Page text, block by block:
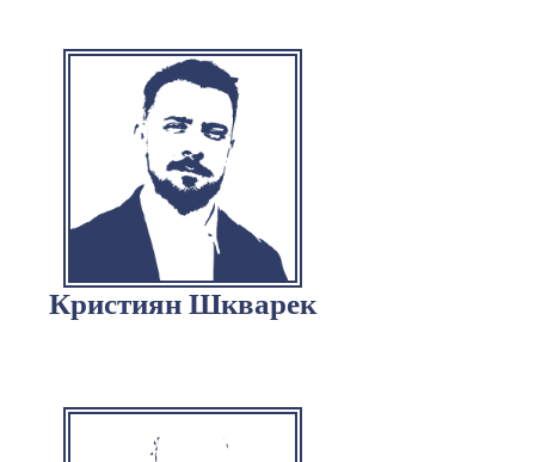
Кристиян Шкварек